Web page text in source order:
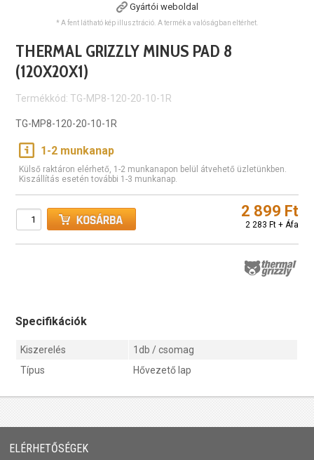
Gyártói weboldal
* A fent látható kép illusztráció. A termék a valóságban eltérhet.
THERMAL GRIZZLY MINUS PAD 8
(120X20X1)
Termékkód: TG-MP8-120-20-10-1R
TG-MP8-120-20-10-1R
1-2 munkanap
Külső raktáron elérhető, 1-2 munkanapon belül átvehető üzletünkben.
Kiszállítás esetén további 1-3 munkanap.
2 899 Ft
2 283 Ft + Áfa
Specifikációk
Kiszerelés
1db / csomag
Típus
Hővezető lap
ELÉRHETŐSÉGEK